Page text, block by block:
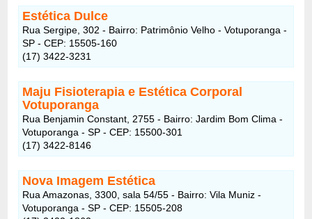
Estética Dulce
Rua Sergipe, 302 - Bairro: Patrimônio Velho - Votuporanga -
SP - CEP: 15505-160
(17) 3422-3231
Maju Fisioterapia e Estética Corporal
Votuporanga
Rua Benjamin Constant, 2755 - Bairro: Jardim Bom Clima -
Votuporanga - SP - CEP: 15500-301
(17) 3422-8146
Nova Imagem Estética
Rua Amazonas, 3300, sala 54/55 - Bairro: Vila Muniz -
Votuporanga - SP - CEP: 15505-208